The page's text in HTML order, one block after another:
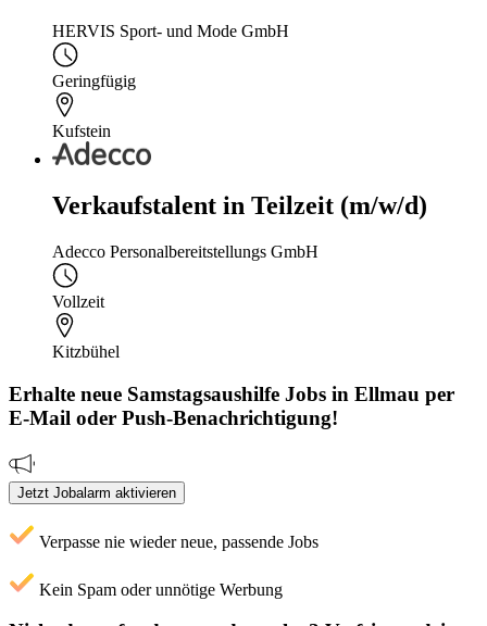
HERVIS Sport- und Mode GmbH
Geringfügig
Kufstein
Verkaufstalent in Teilzeit (m/w/d)
Adecco Personalbereitstellungs GmbH
Vollzeit
Kitzbühel
Erhalte neue Samstagsaushilfe Jobs in Ellmau per
E-Mail oder Push-Benachrichtigung!
Jetzt Jobalarm aktivieren
Verpasse nie wieder neue, passende Jobs
Kein Spam oder unnötige Werbung